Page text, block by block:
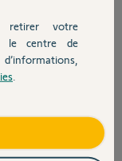
retirer votre
le centre de